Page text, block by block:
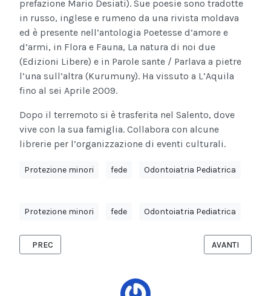
prefazione Mario Desiati). Sue poesie sono tradotte
in russo, inglese e rumeno da una rivista moldava
ed è presente nell’antologia Poetesse d’amore e
d’armi, in Flora e Fauna, La natura di noi due
(Edizioni Libere) e in Parole sante / Parlava a pietre
l’una sull’altra (Kurumuny). Ha vissuto a L’Aquila
fino al sei Aprile 2009.
Dopo il terremoto si è trasferita nel Salento, dove
vive con la sua famiglia. Collabora con alcune
librerie per l’organizzazione di eventi culturali.
Protezione minori fede Odontoiatria Pediatrica
Protezione minori fede Odontoiatria Pediatrica
ARTICOLO PRECEDENTE: VILLA CASTELLI (BR): AVVIATO IL
PREC ARTICOLO
AVANTI